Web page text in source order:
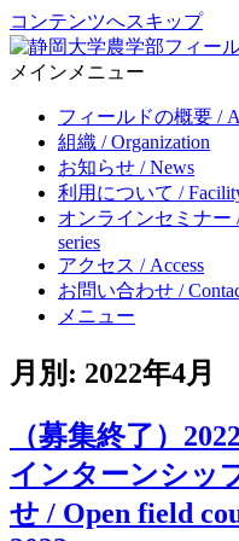
コンテンツへスキップ
science, Faculty of
メインメニュー
フィールドの概要 /
組織 / Organization
お知らせ / News
利用について /
オンラインセミナー /
series
アクセス / Access
お問い合わせ /
メニュー
月別: 2022年4月
（募集終了）
インターンシッ
せ / Open field